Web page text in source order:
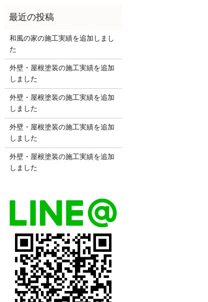
和風の家の施工実績を追加しまし
た
外壁・屋根塗装の施工実績を追加
しました
外壁・屋根塗装の施工実績を追加
しました
外壁・屋根塗装の施工実績を追加
しました
外壁・屋根塗装の施工実績を追加
しました